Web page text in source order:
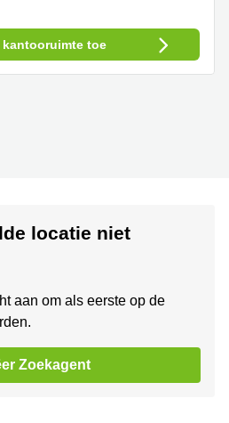
kantooruimte toe
locatie niet
aan om als eerste op de
Zoekagent